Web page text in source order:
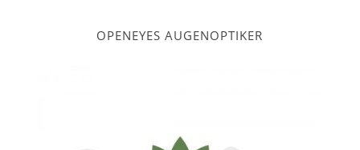
OPENEYES AUGENOPTIKER